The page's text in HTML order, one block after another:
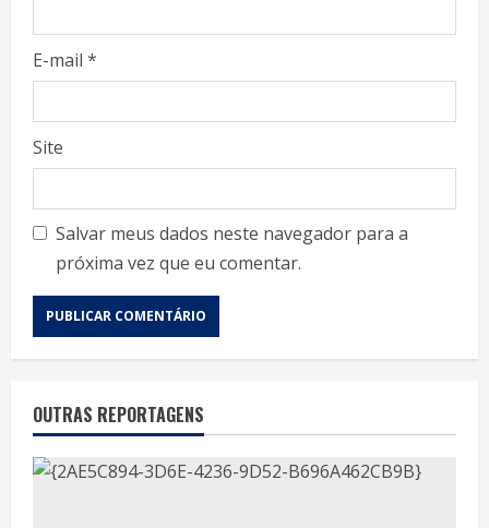
E-mail *
Site
Salvar meus dados neste navegador para a
próxima vez que eu comentar.
OUTRAS REPORTAGENS